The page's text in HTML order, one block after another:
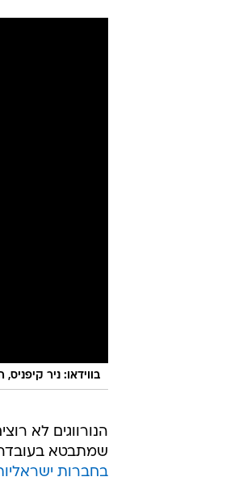
בווידאו: ניר
הנורווגים לא
שמתבטא
בחברות